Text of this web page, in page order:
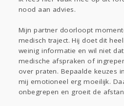
Lezen
nood aan advies.
Mijn partner doorloopt
medisch traject. Hij doet dit
weinig informatie en wil niet
medische afspraken of
over praten. Bepaalde keuzes
mij emotioneel erg moeilijk.
onbegrepen en groeit de